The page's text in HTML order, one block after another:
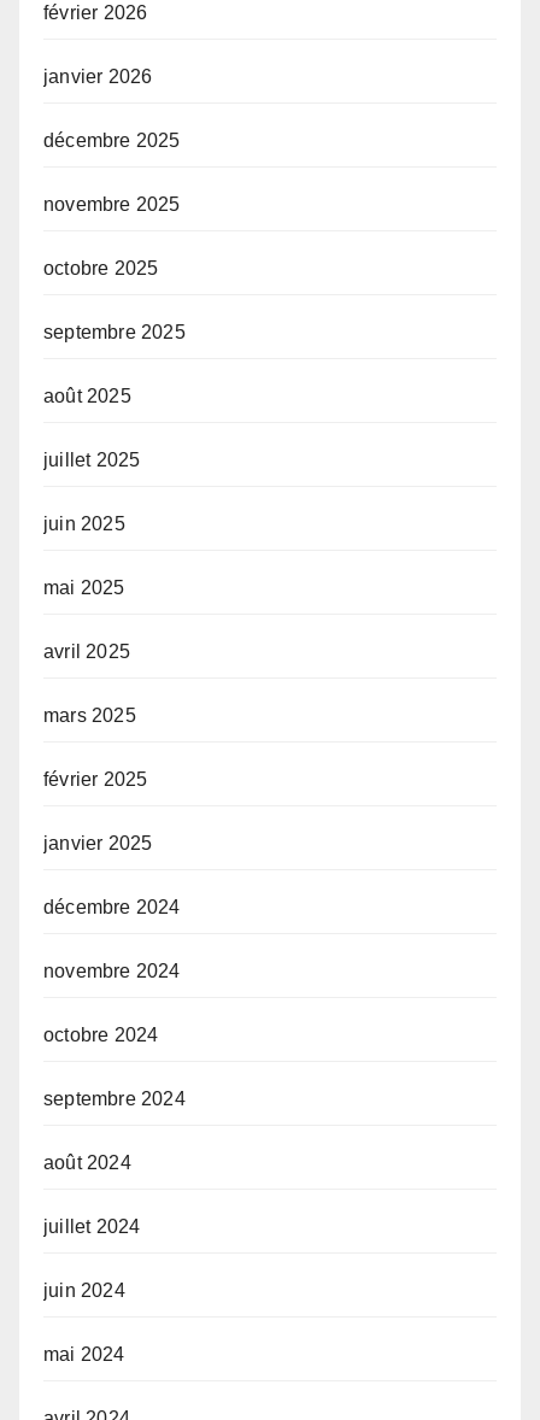
février 2026
janvier 2026
décembre 2025
novembre 2025
octobre 2025
septembre 2025
août 2025
juillet 2025
juin 2025
mai 2025
avril 2025
mars 2025
février 2025
janvier 2025
décembre 2024
novembre 2024
octobre 2024
septembre 2024
août 2024
juillet 2024
juin 2024
mai 2024